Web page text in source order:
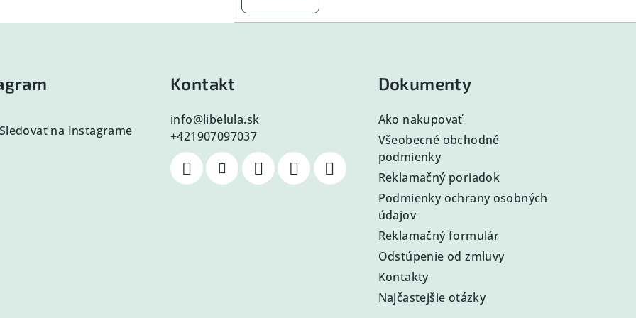
Sledovať na Instagrame
Kontakt
info@libelula.sk
+421907097037
Dokumenty
Ako nakupovať
Všeobecné obchodné
podmienky
Reklamačný poriadok
Podmienky ochrany osobných
údajov
Reklamačný formulár
Odstúpenie od zmluvy
Kontakty
Najčastejšie otázky